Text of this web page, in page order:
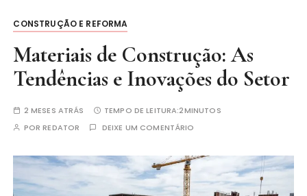
CONSTRUÇÃO E REFORMA
Materiais de Construção: As
Tendências e Inovações do Setor
2 MESES ATRÁS TEMPO DE LEITURA:2MINUTOS
PORREDATOR DEIXE UM COMENTÁRIO